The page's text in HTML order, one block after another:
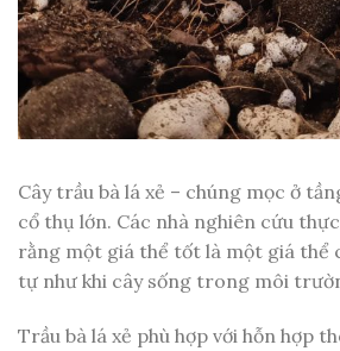
Cây trầu bà lá xẻ – chúng mọc ở
cổ thụ lớn. Các nhà nghiên cứu
rằng một giá thể tốt là một giá thể
tự như khi cây sống trong môi
Trầu bà lá xẻ phù hợp với hỗn hợp